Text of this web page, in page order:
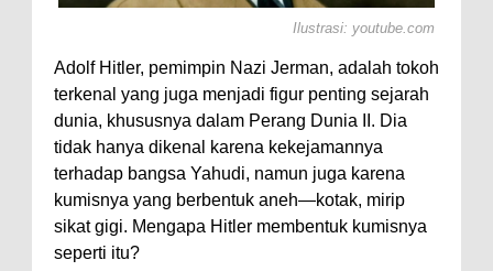
Ilustrasi: youtube.com
Adolf Hitler, pemimpin Nazi Jerman, adalah tokoh
terkenal yang juga menjadi figur penting sejarah
dunia, khususnya dalam Perang Dunia II. Dia
tidak hanya dikenal karena kekejamannya
terhadap bangsa Yahudi, namun juga karena
kumisnya yang berbentuk aneh—kotak, mirip
sikat gigi. Mengapa Hitler membentuk kumisnya
seperti itu?